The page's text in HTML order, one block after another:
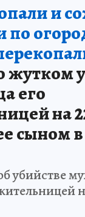
и
по
жутком
его
на
сыном
убийстве